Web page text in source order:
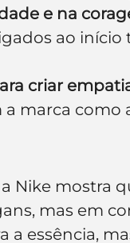
e na
ao
criar
marca como
Nike mostra
mas em
a essência,